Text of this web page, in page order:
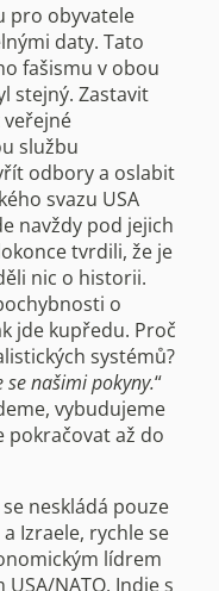
pro obyvatele
daty. Tato
fašismu v obou
stejný. Zastavit
službu
odbory a oslabit
svazu USA
navždy pod jejich
tvrdili, že je
nic o historii.
o
jde kupředu. Proč
systémů?
se našimi pokyny.“
vybudujeme
pokračovat až do
neskládá pouze
a Izraele, rychle se
lídrem
NATO, Indie s